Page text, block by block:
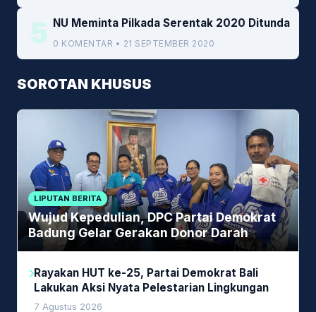
5 NU Meminta Pilkada Serentak 2020 Ditunda
0 KOMENTAR • 21 SEPTEMBER 2020
SOROTAN KHUSUS
LIPUTAN BERITA
Wujud Kepedulian, DPC Partai Demokrat
Badung Gelar Gerakan Donor Darah
Rayakan HUT ke-25, Partai Demokrat Bali
Lakukan Aksi Nyata Pelestarian Lingkungan
7 Agustus 2026